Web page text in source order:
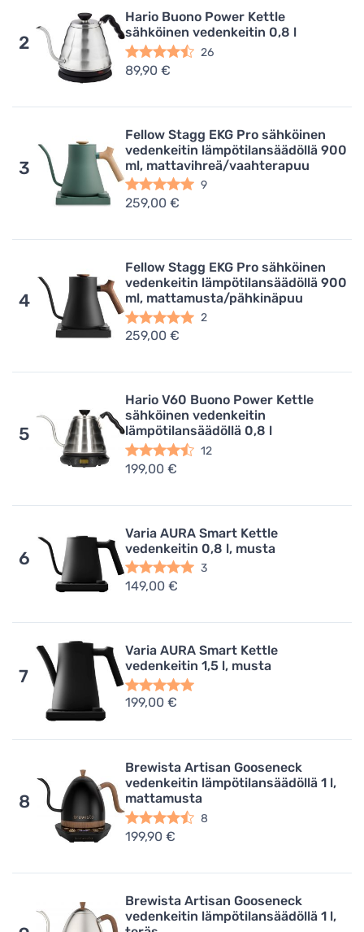
2
Hario Buono Power Kettle
sähköinen vedenkeitin 0,8 l
26
89,90 €
3
Fellow Stagg EKG Pro sähköinen
vedenkeitin lämpötilansäädöllä 900
ml, mattavihreä/vaahterapuu
9
259,00 €
4
Fellow Stagg EKG Pro sähköinen
vedenkeitin lämpötilansäädöllä 900
ml, mattamusta/pähkinäpuu
2
259,00 €
5
Hario V60 Buono Power Kettle
sähköinen vedenkeitin
lämpötilansäädöllä 0,8 l
12
199,00 €
6
Varia AURA Smart Kettle
vedenkeitin 0,8 l, musta
3
149,00 €
7
Varia AURA Smart Kettle
vedenkeitin 1,5 l, musta
199,00 €
8
Brewista Artisan Gooseneck
vedenkeitin lämpötilansäädöllä 1 l,
mattamusta
8
199,90 €
Brewista Artisan Gooseneck
vedenkeitin lämpötilansäädöllä 1 l,